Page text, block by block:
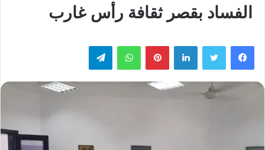
الفساد بقصر ثقافة رأس غارب
لينكدإن بينتيريست واتساب